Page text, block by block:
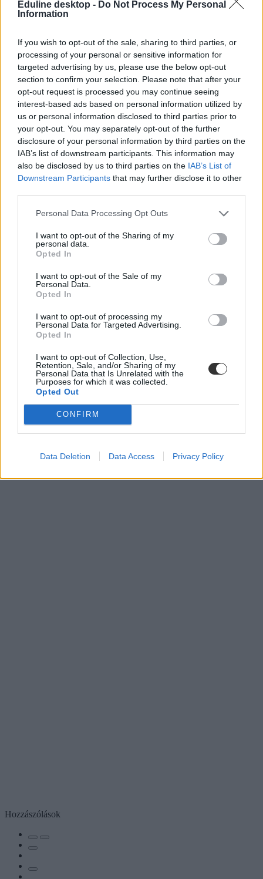
Eduline desktop - Do Not Process My Personal
Information
If you wish to opt-out of the sale, sharing to third parties, or
processing of your personal or sensitive information for
targeted advertising by us, please use the below opt-out
section to confirm your selection. Please note that after your
opt-out request is processed you may continue seeing
interest-based ads based on personal information utilized by
us or personal information disclosed to third parties prior to
your opt-out. You may separately opt-out of the further
disclosure of your personal information by third parties on the
IAB’s list of downstream participants. This information may
also be disclosed by us to third parties on the IAB’s List of
Downstream Participants that may further disclose it to other
Personal Data Processing Opt Outs
I want to opt-out of the Sharing of my
personal data.
Opted In
I want to opt-out of the Sale of my
Personal Data.
Opted In
I want to opt-out of processing my
Personal Data for Targeted Advertising.
Opted In
I want to opt-out of Collection, Use,
Retention, Sale, and/or Sharing of my
Personal Data that Is Unrelated with the
Purposes for which it was collected.
Opted Out
CONFIRM
Data Deletion Data Access Privacy Policy
Átlátszó kereste a Budapesti Rendőr-főkapitányságot is. Kiderült,
szexualitás
feljelentés
szexuális zaklatás
instagram
Szinyei Merse Pál Gimnázium
tanári zaklatás
Hozzászólások